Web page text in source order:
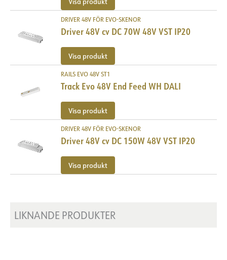
DRIVER 48V FÖR EVO-SKENOR
Driver 48V cv DC 70W 48V VST IP20
Visa produkt
RAILS EVO 48V ST1
Track Evo 48V End Feed WH DALI
Visa produkt
DRIVER 48V FÖR EVO-SKENOR
Driver 48V cv DC 150W 48V VST IP20
Visa produkt
LIKNANDE PRODUKTER